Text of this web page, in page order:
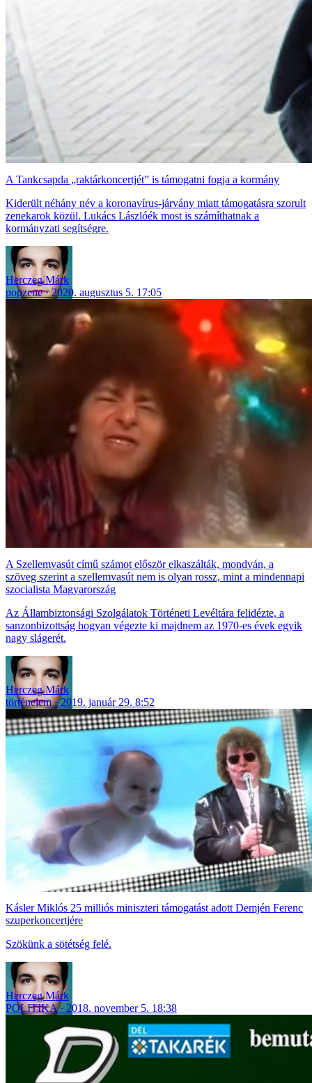
A Tankcsapda „raktárkoncertjét” is támogatni fogja a kormány
Kiderült néhány név a koronavírus-járvány miatt támogatásra szorult
zenekarok közül. Lukács Lászlóék most is számíthatnak a
kormányzati segítségre.
Herczeg Márk
popzene
2020. augusztus 5. 17:05
A Szellemvasút című számot először elkaszálták, mondván, a
szöveg szerint a szellemvasút nem is olyan rossz, mint a mindennapi
szocialista Magyarország
Az Állambiztonsági Szolgálatok Történeti Levéltára felidézte, a
sanzonbizottság hogyan végezte ki majdnem az 1970-es évek egyik
nagy slágerét.
Herczeg Márk
történelem
2019. január 29. 8:52
Kásler Miklós 25 milliós miniszteri támogatást adott Demjén Ferenc
szuperkoncertjére
Szökünk a sötétség felé.
Herczeg Márk
POLITIKA
2018. november 5. 18:38